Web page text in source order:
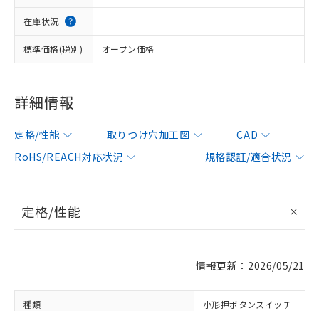
在庫状況
標準価格(税別) オープン価格
詳細情報
定格/性能 取りつけ穴加工図
CAD
RoHS/REACH対応状況
規格認証/適合状況
定格/性能
情報更新：2026/05/21
種類 小形押ボタンスイッチ